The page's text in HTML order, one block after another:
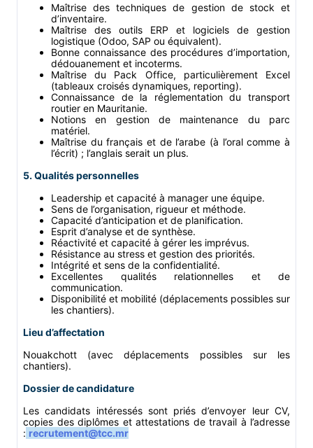
Maîtrise des techniques de gestion de stock et
d’inventaire.
Maîtrise des outils ERP et logiciels de gestion
logistique (Odoo, SAP ou équivalent).
Bonne connaissance des procédures d’importation,
dédouanement et incoterms.
Maîtrise du Pack Office, particulièrement Excel
(tableaux croisés dynamiques, reporting).
Connaissance de la réglementation du transport
routier en Mauritanie.
Notions en gestion de maintenance du parc
matériel.
Maîtrise du français et de l’arabe (à l’oral comme à
l’écrit) ; l’anglais serait un plus.
5. Qualités personnelles
Leadership et capacité à manager une équipe.
Sens de l’organisation, rigueur et méthode.
Capacité d’anticipation et de planification.
Esprit d’analyse et de synthèse.
Réactivité et capacité à gérer les imprévus.
Résistance au stress et gestion des priorités.
Intégrité et sens de la confidentialité.
Excellentes qualités relationnelles et de
communication.
Disponibilité et mobilité (déplacements possibles sur
les chantiers).
Lieu d’affectation
Nouakchott (avec déplacements possibles sur les
chantiers).
Dossier de candidature
Les candidats intéressés sont priés d’envoyer leur CV,
copies des diplômes et attestations de travail à l’adresse
: recrutement@tcc.mr